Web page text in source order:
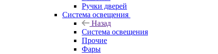
Ручки дверей
Система освещения
Назад
Система освещения
Прочие
Фары